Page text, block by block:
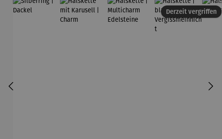
Derzeit vergriffen